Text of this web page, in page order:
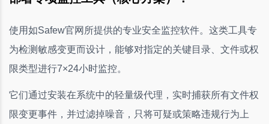
使用如Safew官网所提供的专业安全监控软件。这类工具专
为检测敏感变更而设计，能够对指定的关键目录、文件或权
限类型进行7×24小时监控。
它们通过安装在系统中的轻量级代理，实时捕获所有文件权
限变更事件，并过滤掉噪音，只将可疑或策略违规行为上